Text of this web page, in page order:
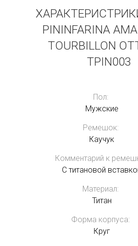
PININFARINA
TOURBILLON
TPIN003
Пол:
Мужские
Ремешок:
Каучук
Комментарий к
С титановой
Материал:
Титан
Форма корпуса:
Круг